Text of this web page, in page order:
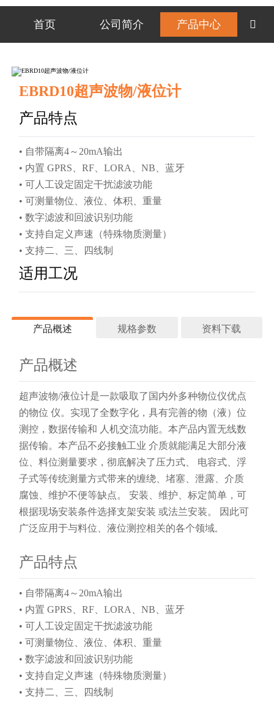
首页 公司简介 产品中心 
EBRD10超声波物/液位计
产品特点
• 自带隔离4～20mA输出
• 内置 GPRS、RF、LORA、NB、蓝牙
• 可人工设定固定干扰滤波功能
• 可测量物位、液位、体积、重量
• 数字滤波和回波识别功能
• 支持自定义声速（特殊物质测量）
• 支持二、三、四线制
适用工况
产品概述 规格参数 资料下载
产品概述
超声波物/液位计是一款吸取了国内外多种物位仪优点
的物位 仪。实现了全数字化，具有完善的物（液）位
测控，数据传输和 人机交流功能。本产品内置无线数
据传输。本产品不必接触工业 介质就能满足大部分液
位、料位测量要求，彻底解决了压力式、 电容式、浮
子式等传统测量方式带来的缠绕、堵塞、泄露、介质
腐蚀、维护不便等缺点。 安装、维护、标定简单，可
根据现场安装条件选择支架安装 或法兰安装。 因此可
广泛应用于与料位、液位测控相关的各个领域。
产品特点
• 自带隔离4～20mA输出
• 内置 GPRS、RF、LORA、NB、蓝牙
• 可人工设定固定干扰滤波功能
• 可测量物位、液位、体积、重量
• 数字滤波和回波识别功能
• 支持自定义声速（特殊物质测量）
• 支持二、三、四线制
技术
盲区 ＜0.25～2m（因量程而不同）
发射
角
＜10°（因传感而不同）
分辨
率
1mm
频率 20～2000KHz
精度
±0.2%F.S
温度 自动补偿
显示 OLED中英文自发光
电压 AC220V、 DC18～32V
功耗 <1.5W 、<0.8W（二线制）
工作
环境
常温、常压
储存
≤80%RH 无结露
产品资料
EBRD10超声波物液
位计.pdf
产品资料
EBRD10超声波物液